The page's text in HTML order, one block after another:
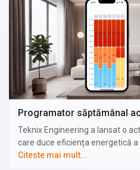
Teknix Engineering a lansat o
care duce eficiența energetică
nivel. Acum, utilizatorii pot seta
Citeste mai mult...